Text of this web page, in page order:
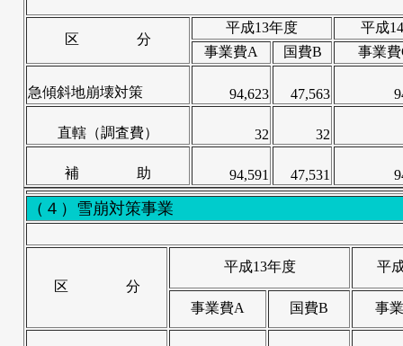
区 分
平成13年度
平成
事業費A
国費B 事業
急傾斜地崩壊対策 94,623 47,563
直轄（調査費） 32 32
補 助 94,591 47,531
（４）雪崩対策事業
区 分
平成13年度 平
事業費A 国費B 事